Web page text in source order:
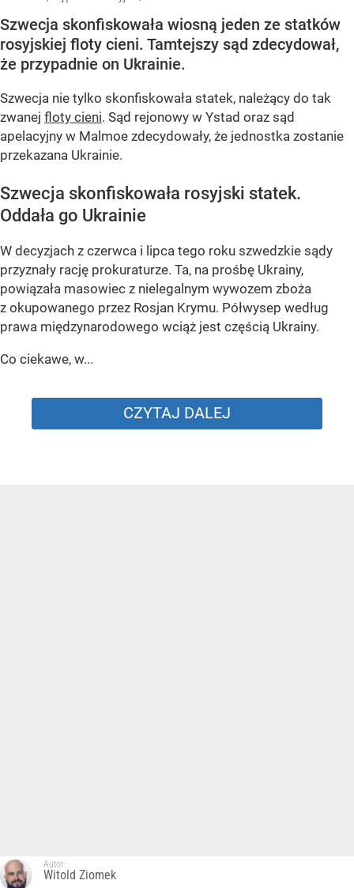
Szwecja skonfiskowała wiosną jeden ze statków
rosyjskiej floty cieni. Tamtejszy sąd zdecydował,
że przypadnie on Ukrainie.
Szwecja nie tylko skonfiskowała statek, należący do tak
zwanej floty cieni. Sąd rejonowy w Ystad oraz sąd
apelacyjny w Malmoe zdecydowały, że jednostka zostanie
przekazana Ukrainie.
Szwecja skonfiskowała rosyjski statek.
Oddała go Ukrainie
W decyzjach z czerwca i lipca tego roku szwedzkie sądy
przyznały rację prokuraturze. Ta, na prośbę Ukrainy,
powiązała masowiec z nielegalnym wywozem zboża
z okupowanego przez Rosjan Krymu. Półwysep według
prawa międzynarodowego wciąż jest częścią Ukrainy.
Co ciekawe, w...
CZYTAJ DALEJ
Autor:
Witold Ziomek